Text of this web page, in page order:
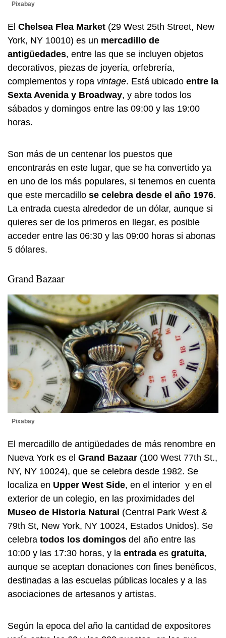
Pixabay
El Chelsea Flea Market (29 West 25th Street, New
York, NY 10010) es un mercadillo de
antigüedades, entre las que se incluyen objetos
decorativos, piezas de joyería, orfebrería,
complementos y ropa vintage. Está ubicado entre la
Sexta Avenida y Broadway, y abre todos los
sábados y domingos entre las 09:00 y las 19:00
horas.
Son más de un centenar los puestos que
encontrarás en este lugar, que se ha convertido ya
en uno de los más populares, si tenemos en cuenta
que este mercadillo se celebra desde el año 1976.
La entrada cuesta alrededor de un dólar, aunque si
quieres ser de los primeros en llegar, es posible
acceder entre las 06:30 y las 09:00 horas si abonas
5 dólares.
Grand Bazaar
Pixabay
El mercadillo de antigüedades de más renombre en
Nueva York es el Grand Bazaar (100 West 77th St.,
NY, NY 10024), que se celebra desde 1982. Se
localiza en Upper West Side, en el interior y en el
exterior de un colegio, en las proximidades del
Museo de Historia Natural (Central Park West &
79th St, New York, NY 10024, Estados Unidos). Se
celebra todos los domingos del año entre las
10:00 y las 17:30 horas, y la entrada es gratuita,
aunque se aceptan donaciones con fines benéficos,
destinadas a las escuelas públicas locales y a las
asociaciones de artesanos y artistas.
Según la epoca del año la cantidad de expositores